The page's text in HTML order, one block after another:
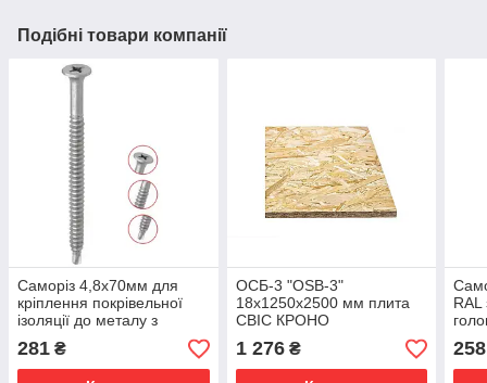
Подібні товари компанії
Саморіз 4,8x70мм для
кріплення покрівельної
ізоляції до металу з
головкою під PH-2,
сверління до 2мм
281 ₴
ОСБ-3 "OSB-3"
18x1250x2500 мм плита
СВІС КРОНО
1 276₴ 258